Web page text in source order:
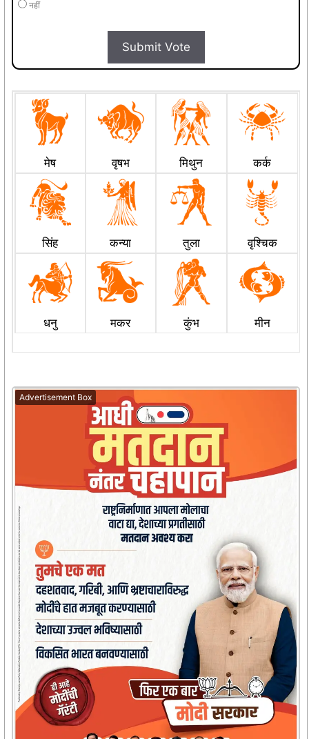
नहीं
Submit Vote
मेष वृषभ मिथुन कर्क
सिंह कन्या तुला वृश्चिक
धनु मकर कुंभ मीन
Advertisement Box